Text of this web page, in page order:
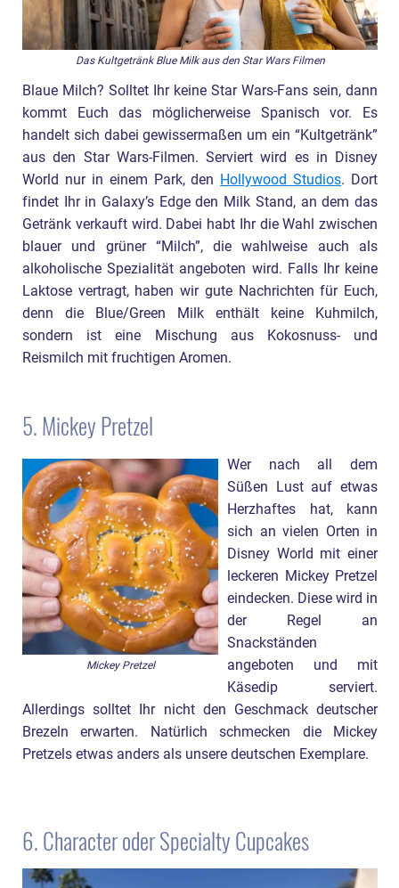
Das Kultgetränk Blue Milk aus den Star Wars Filmen
Blaue Milch? Solltet Ihr keine Star Wars-Fans sein, dann
kommt Euch das möglicherweise Spanisch vor. Es
handelt sich dabei gewissermaßen um ein “Kultgetränk”
aus den Star Wars-Filmen. Serviert wird es in Disney
World nur in einem Park, den Hollywood Studios. Dort
findet Ihr in Galaxy’s Edge den Milk Stand, an dem das
Getränk verkauft wird. Dabei habt Ihr die Wahl zwischen
blauer und grüner “Milch”, die wahlweise auch als
alkoholische Spezialität angeboten wird. Falls Ihr keine
Laktose vertragt, haben wir gute Nachrichten für Euch,
denn die Blue/Green Milk enthält keine Kuhmilch,
sondern ist eine Mischung aus Kokosnuss- und
Reismilch mit fruchtigen Aromen.
5. Mickey Pretzel
Mickey Pretzel
Wer nach all dem
Süßen Lust auf etwas
Herzhaftes hat, kann
sich an vielen Orten in
Disney World mit einer
leckeren Mickey Pretzel
eindecken. Diese wird in
der Regel an
Snackständen
angeboten und mit
Käsedip serviert.
Allerdings solltet Ihr nicht den Geschmack deutscher
Brezeln erwarten. Natürlich schmecken die Mickey
Pretzels etwas anders als unsere deutschen Exemplare.
6. Character oder Specialty Cupcakes